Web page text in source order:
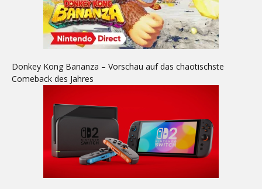
Donkey Kong Bananza – Vorschau auf das chaotischste
Comeback des Jahres